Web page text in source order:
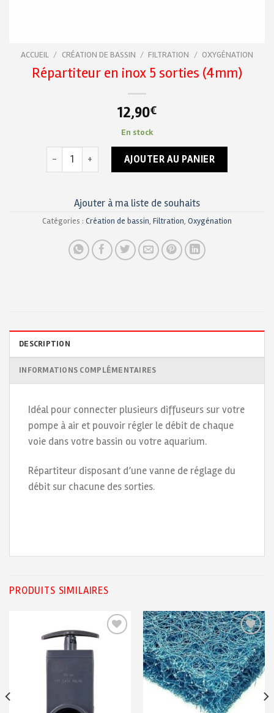
ACCUEIL / CRÉATION DE BASSIN / FILTRATION / OXYGÉNATION
Répartiteur en inox 5 sorties (4mm)
12,90€
En stock
quantité de Répartiteur en inox 5 sorties (4mm)
AJOUTER AU PANIER
Ajouter à ma liste de souhaits
Catégories : Création de bassin, Filtration, Oxygénation
DESCRIPTION
INFORMATIONS COMPLÉMENTAIRES
Idéal pour connecter plusieurs diffuseurs sur votre
pompe à air et pouvoir régler le débit de chaque
voie dans votre bassin ou votre aquarium.
Répartiteur disposant d’une vanne de réglage du
débit sur chacune des sorties.
PRODUITS SIMILAIRES
Ajouter
à ma
liste de
souhaits